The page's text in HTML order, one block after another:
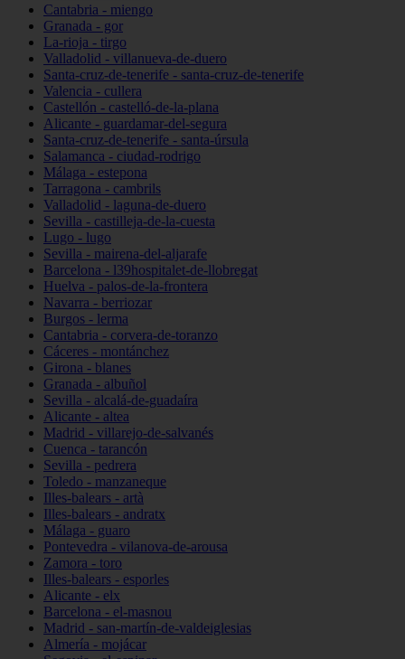
Cantabria - miengo
Granada - gor
La-rioja - tirgo
Valladolid - villanueva-de-duero
Santa-cruz-de-tenerife - santa-cruz-de-tenerife
Valencia - cullera
Castellón - castelló-de-la-plana
Alicante - guardamar-del-segura
Santa-cruz-de-tenerife - santa-úrsula
Salamanca - ciudad-rodrigo
Málaga - estepona
Tarragona - cambrils
Valladolid - laguna-de-duero
Sevilla - castilleja-de-la-cuesta
Lugo - lugo
Sevilla - mairena-del-aljarafe
Barcelona - l39hospitalet-de-llobregat
Huelva - palos-de-la-frontera
Navarra - berriozar
Burgos - lerma
Cantabria - corvera-de-toranzo
Cáceres - montánchez
Girona - blanes
Granada - albuñol
Sevilla - alcalá-de-guadaíra
Alicante - altea
Madrid - villarejo-de-salvanés
Cuenca - tarancón
Sevilla - pedrera
Toledo - manzaneque
Illes-balears - artà
Illes-balears - andratx
Málaga - guaro
Pontevedra - vilanova-de-arousa
Zamora - toro
Illes-balears - esporles
Alicante - elx
Barcelona - el-masnou
Madrid - san-martín-de-valdeiglesias
Almería - mojácar